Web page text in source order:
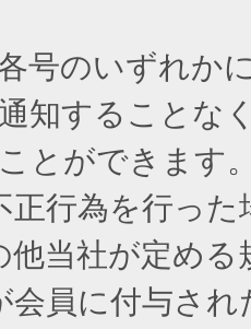
号のいずれか
知することな
とができます
正行為を行った
他当社が定め
会員に付与さ